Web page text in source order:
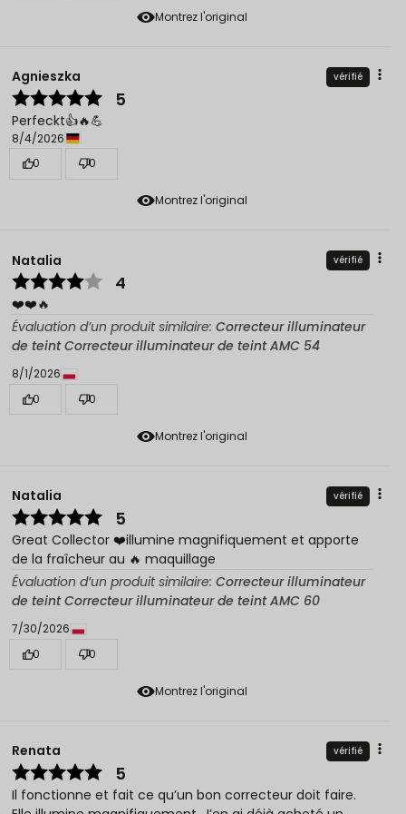
Montrez l'original
Montrez l'original
Agnieszka vérifié
5
Perfeckt👍️🔥💪
8/4/2026
0
0
Montrez l'original
Natalia vérifié
4
❤️❤️🔥
Évaluation d’un produit similaire: Correcteur illuminateur
de teint Correcteur illuminateur de teint AMC 54
8/1/2026
0
0
Montrez l'original
Natalia vérifié
5
Great Collector ❤️illumine magnifiquement et apporte
de la fraîcheur au 🔥 maquillage
Évaluation d’un produit similaire: Correcteur illuminateur
de teint Correcteur illuminateur de teint AMC 60
7/30/2026
0
0
Renata vérifié
5
Il fonctionne et fait ce qu’un bon correcteur doit faire.